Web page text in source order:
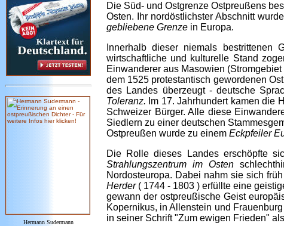
Hermann Sudermann
Die Süd- und Ostgrenze Ostpreußens
Osten. Ihr nordöstlichster Abschnitt
gebliebene Grenze in Europa.
Innerhalb dieser niemals
wirtschaftliche und kulturelle Stand
Einwanderer aus Masowien
dem 1525 protestantisch gewordenen
des Landes überzeugt - deutsche
Toleranz. Im 17. Jahrhundert kamen die
Schweizer Bürger. Alle diese
Siedlern zu einer deutschen
Ostpreußen wurde zu einem Eckpfeiler
Die Rolle dieses Landes erschöpfte
Strahlungszentrum im Osten
Nordosteuropa. Dabei nahm sie sich
Herder ( 1744 - 1803 ) erfüllte eine
gewann der ostpreußische Geist
Kopernikus, in Allenstein und
in seiner Schrift "Zum ewigen Frieden"